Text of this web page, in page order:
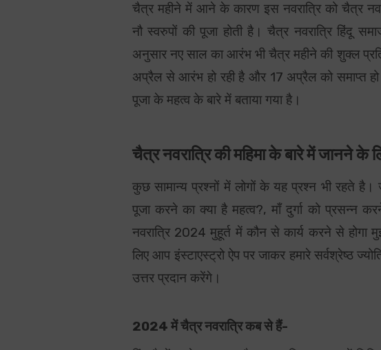
चैत्र महीने में आने के कारण इस नवरात्रि को चैत्र
नौ स्वरुपों की पूजा होती है। चैत्र नवरात्रि हिंदू
अनुसार नए साल का आरंभ भी चैत्र महीने की शुक्ल
अप्रैल से आरंभ हो रही है और 17 अप्रैल को समाप्त हो
पूजा के महत्व के बारे में बताया गया है।
चैत्र नवरात्रि की महिमा के बारे में जानने
कुछ सामान्य प्रश्नों में लोगों के यह प्रश्न भी रहते
पूजा करने का क्या है महत्व?, माँ दुर्गा को प्रसन्न
नवरात्रि 2024 मुहूर्त में कौन से कार्य करने से होगा
लिए आप इंस्टाएस्ट्रो ऐप पर जाकर हमारे सर्वश्रेष्ठ
उत्तर प्रदान करेंगे।
2024 में चैत्र नवरात्रि कब से हैं-